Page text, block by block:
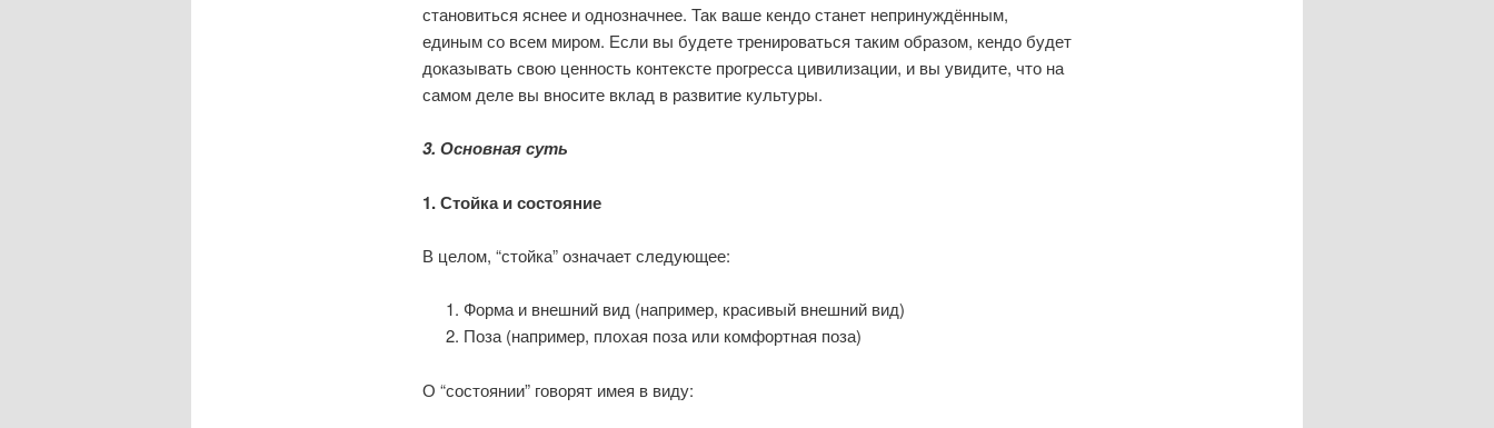
становиться яснее и однозначнее. Так ваше кендо станет непринуждённым,
единым со всем миром. Если вы будете тренироваться таким образом, кендо будет
доказывать свою ценность контексте прогресса цивилизации, и вы увидите, что на
самом деле вы вносите вклад в развитие культуры.
3. Основная суть
1. Стойка и состояние
В целом, “стойка” означает следующее:
Форма и внешний вид (например, красивый внешний вид)
Поза (например, плохая поза или комфортная поза)
О “состоянии” говорят имея в виду: